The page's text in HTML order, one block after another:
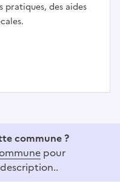
pratiques, des aides
commune ?
pour